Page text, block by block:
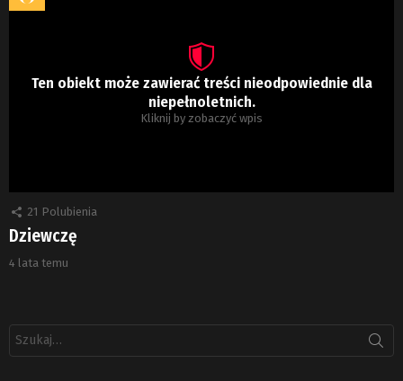
Ten obiekt może zawierać treści nieodpowiednie dla
niepełnoletnich.
Kliknij by zobaczyć wpis
21 Polubienia
Dziewczę
4 lata temu